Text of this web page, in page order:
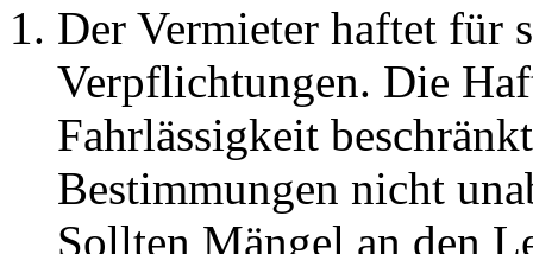
Der Vermieter haftet für
Verpflichtungen. Die
Fahrlässigkeit
Bestimmungen nicht
Sollten Mängel an den